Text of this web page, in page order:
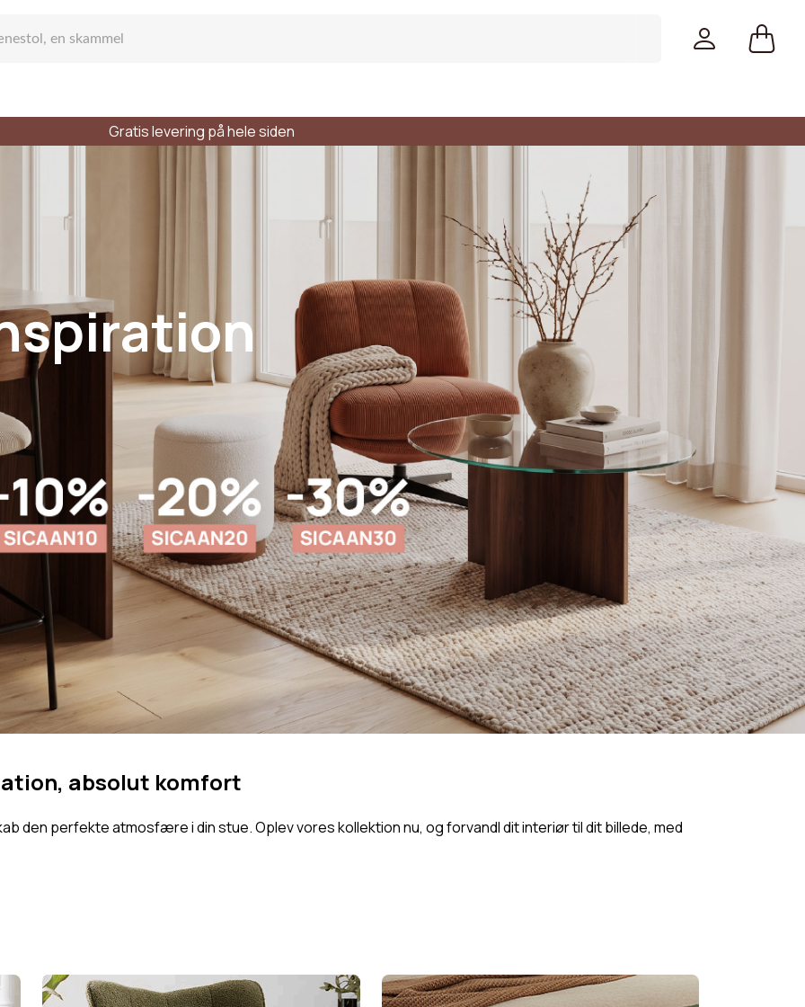
sofa
Sofa
Sofa
Stilarter
Skandinavisk Sofa
Materialer
Sofa i bouclé-stof
Stof Sofa
Linned Sofa
Fløjlssofa
Farver
Sofa Beige
Orange Sofa
Sofa Grå
Gratis levering på hele siden
absolut komfort
den perfekte atmosfære i din stue. Oplev vores kollektion nu, og forvandl dit interiør til dit billede, med